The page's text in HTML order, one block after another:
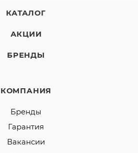
КАТАЛОГ
АКЦИИ
БРЕНДЫ
КОМПАНИЯ
Бренды
Гарантия
Вакансии